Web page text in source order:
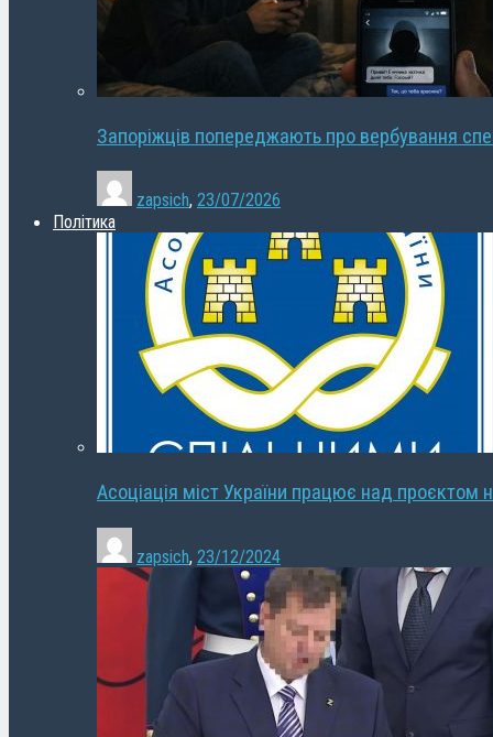
Запоріжців попереджають про вербування
zapsich, 23/07/2026
Політика
Асоціація міст України працює над проєктом
zapsich, 23/12/2024